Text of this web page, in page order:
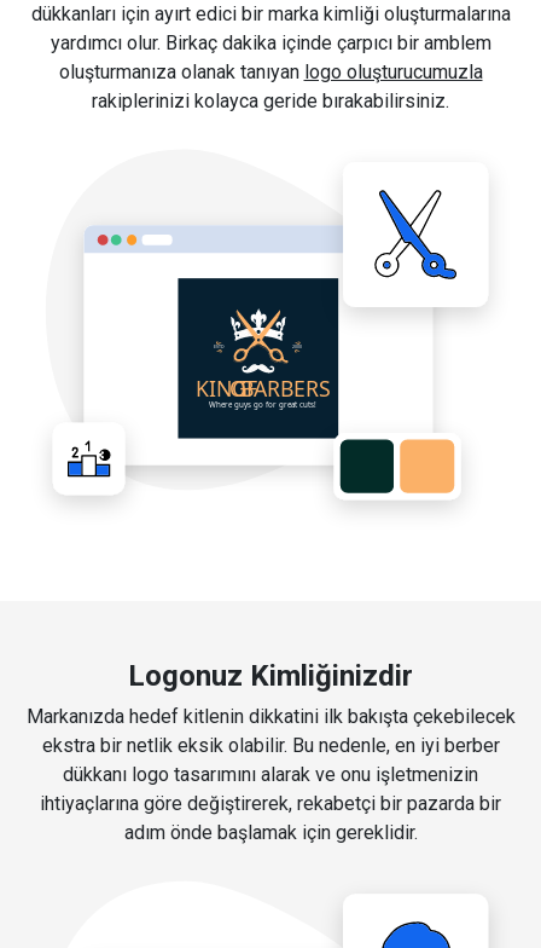
dükkanları için ayırt edici bir marka kimliği oluşturmalarına
yardımcı olur. Birkaç dakika içinde çarpıcı bir amblem
oluşturmanıza olanak tanıyan logo oluşturucumuzla
rakiplerinizi kolayca geride bırakabilirsiniz.
Logonuz Kimliğinizdir
Markanızda hedef kitlenin dikkatini ilk bakışta çekebilecek
ekstra bir netlik eksik olabilir. Bu nedenle, en iyi berber
dükkanı logo tasarımını alarak ve onu işletmenizin
ihtiyaçlarına göre değiştirerek, rekabetçi bir pazarda bir
adım önde başlamak için gereklidir.